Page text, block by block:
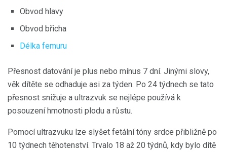
Obvod hlavy
Obvod břicha
Délka femuru
Přesnost datování je plus nebo mínus 7 dní. Jinými slovy,
věk dítěte se odhaduje asi za týden. Po 24 týdnech se tato
přesnost snižuje a ultrazvuk se nejlépe používá k
posouzení hmotnosti plodu a růstu.
Pomocí ultrazvuku lze slyšet fetální tóny srdce přibližně po
10 týdnech těhotenství. Trvalo 18 až 20 týdnů, kdy bylo dítě